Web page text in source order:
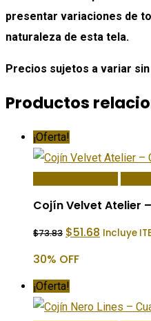
presentar variaciones de
naturaleza de esta tela.
Precios sujetos a variar
Productos
¡Oferta!
Cojín Velvet Atelier
$73.83 El
precio
era:
$51.68 El
precio
Incluye
30% OFF
¡Oferta!